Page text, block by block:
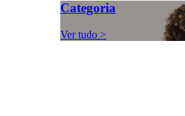
Categoria
Ver tudo >